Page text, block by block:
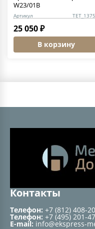
W23/01B
Артикул
25 050 ₽
В корзину
Контакты
Телефон: +7 (812) 408-
Телефон: +7 (495) 201-
E-mail: info@ekspress-